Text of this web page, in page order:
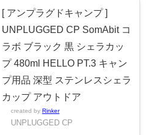
[ アンプラグドキャンプ ]
UNPLUGGED CP SomAbit コ
ラボ ブラック 黒 シェラカッ
プ 480ml HELLO PT.3 キャン
プ用品 深型 ステンレスシェラ
カップ アウトドア
created by Rinker
UNPLUGGED CP